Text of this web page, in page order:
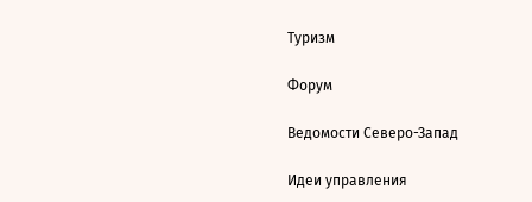
Туризм
Форум
Ведомости Северо-Запад
Идеи управления